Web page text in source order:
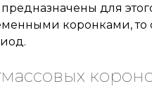
для
коронками, то